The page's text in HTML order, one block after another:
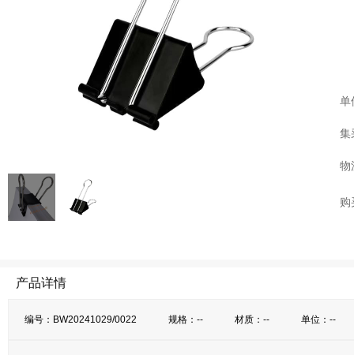
单
集
物
购
产品详情
编号：BW20241029/0022 规格：-- 材质：-- 单位：--